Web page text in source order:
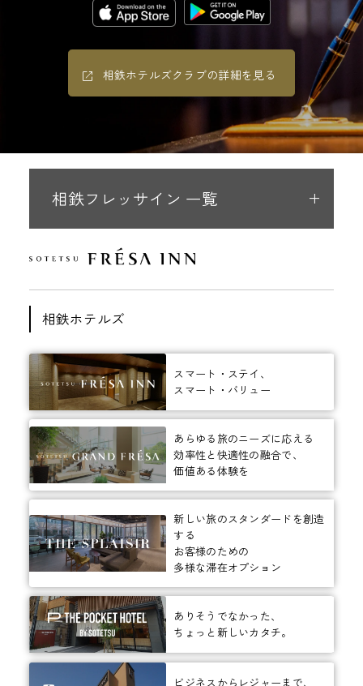
相鉄ホテルズクラブの詳細を見る
相鉄フレッサイン 一覧
相鉄ホテルズ
スマート・ステイ、
スマート・バリュー
あらゆる旅のニーズに応える
効率性と快適性の融合で、
価値ある体験を
新しい旅のスタンダードを創造
する
お客様のための
多様な滞在オプション
ありそうでなかった、
ちょっと新しいカタチ。
ビジネスからレジャーまで、